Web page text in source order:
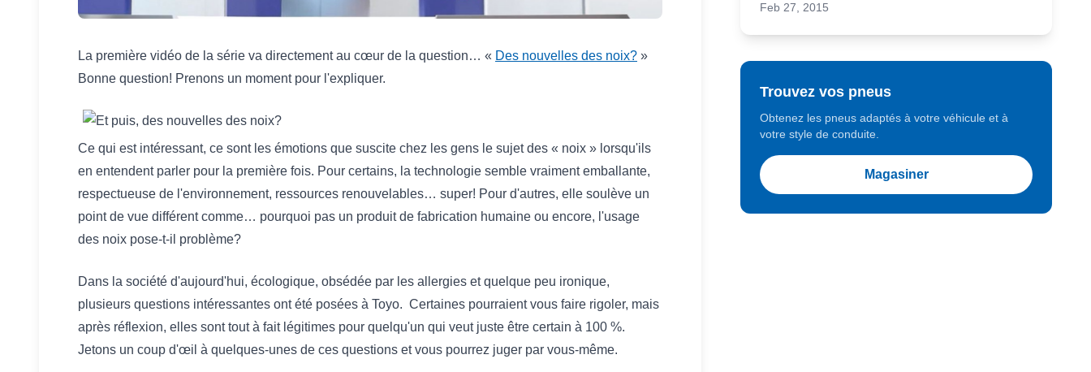
La première vidéo de la série va directement au cœur de la question… « Des nouvelles des noix? »
Bonne question! Prenons un moment pour l'expliquer.
Ce qui est intéressant, ce sont les émotions que suscite chez les gens le sujet des « noix » lorsqu'ils
en entendent parler pour la première fois. Pour certains, la technologie semble vraiment emballante,
respectueuse de l'environnement, ressources renouvelables… super! Pour d'autres, elle soulève un
point de vue différent comme… pourquoi pas un produit de fabrication humaine ou encore, l'usage
des noix pose-t-il problème?
Dans la société d'aujourd'hui, écologique, obsédée par les allergies et quelque peu ironique,
plusieurs questions intéressantes ont été posées à Toyo. Certaines pourraient vous faire rigoler, mais
après réflexion, elles sont tout à fait légitimes pour quelqu'un qui veut juste être certain à 100 %.
Jetons un coup d'œil à quelques-unes de ces questions et vous pourrez juger par vous-même.
Feb 27, 2015
Trouvez vos pneus
Obtenez les pneus adaptés à votre véhicule et à
votre style de conduite.
Magasiner